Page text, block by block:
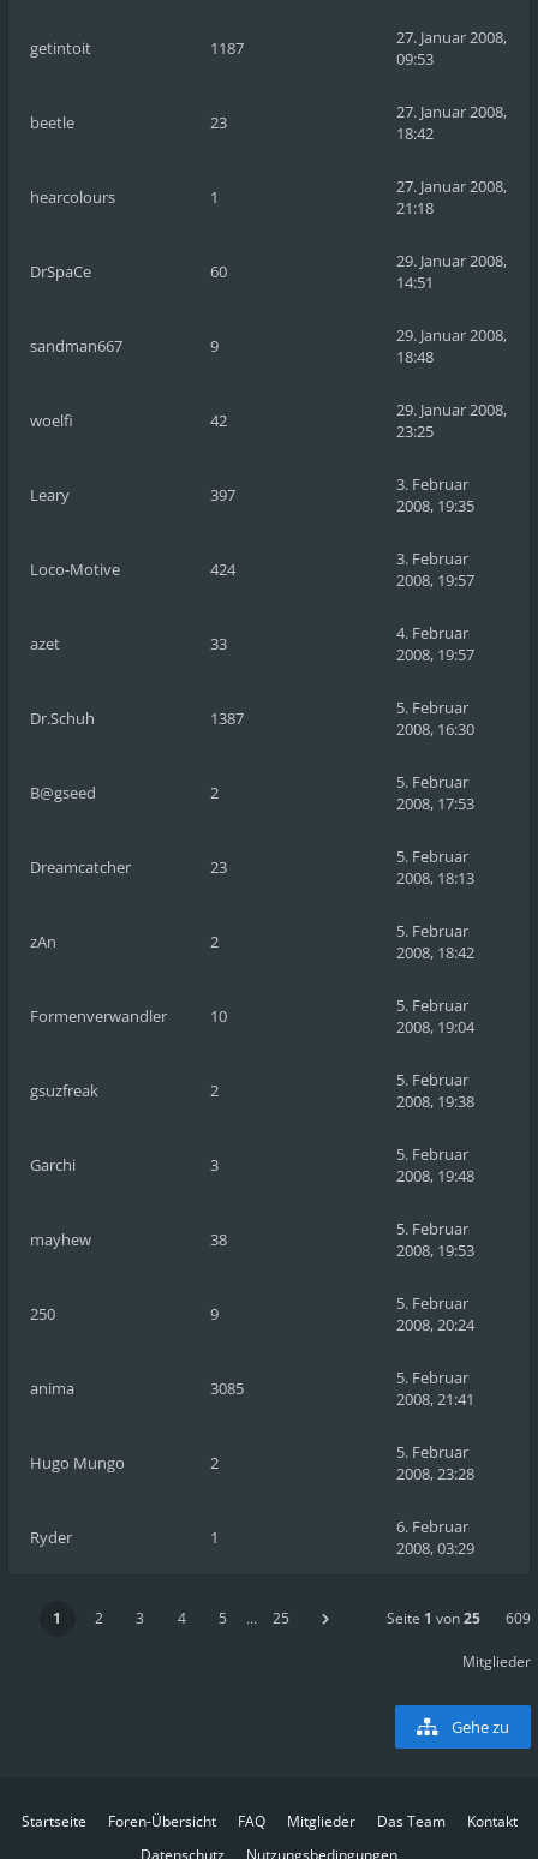
getintoit 1187
27. Januar 2008,
09:53
beetle 23
27. Januar 2008,
18:42
hearcolours 1
27. Januar 2008,
21:18
DrSpaCe 60
29. Januar 2008,
14:51
sandman667 9
29. Januar 2008,
18:48
woelfi 42
29. Januar 2008,
23:25
Leary 397
3. Februar
2008, 19:35
Loco-Motive 424
3. Februar
2008, 19:57
azet 33
4. Februar
2008, 19:57
Dr.Schuh 1387
5. Februar
2008, 16:30
B@gseed 2
5. Februar
2008, 17:53
Dreamcatcher 23
5. Februar
2008, 18:13
zAn 2
5. Februar
2008, 18:42
Formenverwandler 10
5. Februar
2008, 19:04
gsuzfreak 2
5. Februar
2008, 19:38
Garchi 3
5. Februar
2008, 19:48
mayhew 38
5. Februar
2008, 19:53
250 9
5. Februar
2008, 20:24
anima 3085
5. Februar
2008, 21:41
Hugo Mungo 2
5. Februar
2008, 23:28
Ryder 1
6. Februar
2008, 03:29
1 2 3 4 5 … 25 Seite 1 von25 609
Mitglieder
Gehe zu
Startseite Foren-Übersicht FAQ Mitglieder Das Team
Kontakt
Datenschutz
Nutzungsbedingungen